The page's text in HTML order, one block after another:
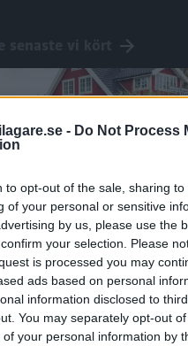
- Do Not Process
to opt-out of the sale, sharing
of your personal or sensitive
by us, please use the
your selection. Please
is processed you may
ads based on personal
information disclosed to
You may separately opt-out
of your personal information by
i kombiklassen
fälls av en besvärande